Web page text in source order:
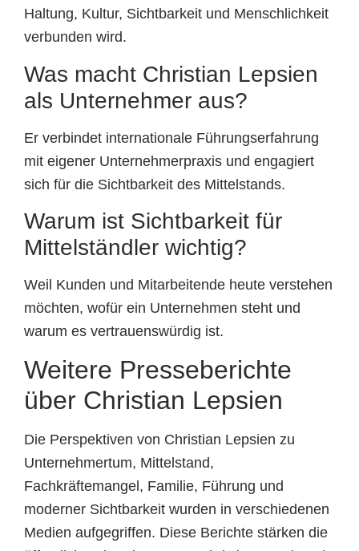
Haltung, Kultur, Sichtbarkeit und Menschlichkeit
verbunden wird.
Was macht Christian Lepsien
als Unternehmer aus?
Er verbindet internationale Führungserfahrung
mit eigener Unternehmerpraxis und engagiert
sich für die Sichtbarkeit des Mittelstands.
Warum ist Sichtbarkeit für
Mittelständler wichtig?
Weil Kunden und Mitarbeitende heute verstehen
möchten, wofür ein Unternehmen steht und
warum es vertrauenswürdig ist.
Weitere Presseberichte
über Christian Lepsien
Die Perspektiven von Christian Lepsien zu
Unternehmertum, Mittelstand,
Fachkräftemangel, Familie, Führung und
moderner Sichtbarkeit wurden in verschiedenen
Medien aufgegriffen. Diese Berichte stärken die